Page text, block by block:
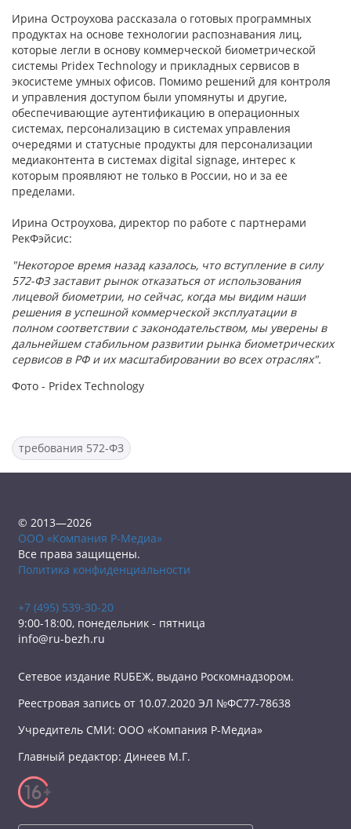
Ирина Остроухова рассказала о готовых программных
продуктах на основе технологии распознавания лиц,
которые легли в основу коммерческой биометрической
системы Pridex Technology и прикладных сервисов в
экосистеме умных офисов. Помимо решений для контроля
и управления доступом были упомянуты и другие,
обеспечивающие аутентификацию в операционных
системах, персонализацию в системах управления
очередями и статусные продукты для персонализации
медиаконтента в системах digital signage, интерес к
которым проявляют не только в России, но и за ее
пределами.
Ирина Остроухова, директор по работе с партнерами
РекФэйсис:
"Некоторое время назад казалось, что вступление в силу
572-ФЗ заставит рынок отказаться от использования
лицевой биометрии, но сейчас, когда мы видим наши
решения в успешной коммерческой эксплуатации в
полном соответствии с законодательством, мы уверены в
дальнейшем стабильном развитии рынка биометрических
сервисов в РФ и их масштабировании во всех отраслях".
Фото - Pridex Technology
требования 572-ФЗ
© 2013—2026
ООО «Компания Р-Медиа»
Все права защищены.
Политика конфиденциальности
+7 (495) 539-30-20
9:00-18:00, понедельник - пятница
info@ru-bezh.ru
Сетевое издание RUБЕЖ, выдано Роскомнадзором.
Реестровая запись от 10.07.2020 ЭЛ №ФС77-78638
Учредитель СМИ: ООО «Компания Р-Медиа»
Главный редактор: Динеев М.Г.